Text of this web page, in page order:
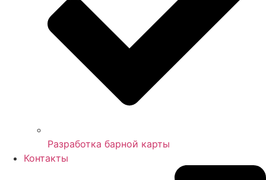
Разработка барной карты
Контакты